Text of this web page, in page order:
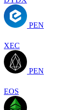
PEN
XEC
PEN
EOS